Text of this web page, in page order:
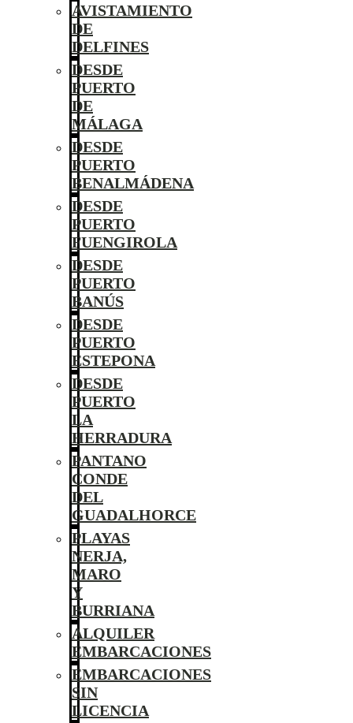
AVISTAMIENTO
DE
DELFINES
DESDE
PUERTO
DE
MÁLAGA
DESDE
PUERTO
BENALMÁDENA
DESDE
PUERTO
FUENGIROLA
DESDE
PUERTO
BANÚS
DESDE
PUERTO
ESTEPONA
DESDE
PUERTO
LA
HERRADURA
PANTANO
CONDE
DEL
GUADALHORCE
PLAYAS
NERJA,
MARO
Y
BURRIANA
ALQUILER
EMBARCACIONES
EMBARCACIONES
SIN
LICENCIA